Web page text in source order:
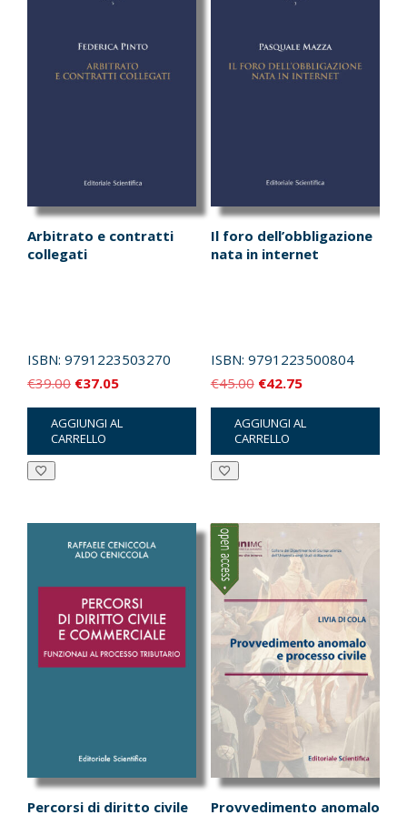
Arbitrato e contratti
collegati
ISBN: 9791223503270
€39.00 Il
prezzo
originale
era:
€37.05Il
prezzo
attuale
è:
AGGIUNGI AL
CARRELLO
Il foro dell’obbligazione
nata in internet
ISBN: 9791223500804
€45.00 Il
prezzo
originale
era:
€42.75Il
prezzo
attuale
è:
AGGIUNGI AL
CARRELLO
Percorsi di diritto civile
Provvedimento anomalo